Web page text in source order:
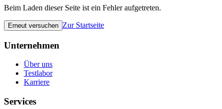
Beim Laden dieser Seite ist ein Fehler aufgetreten.
Erneut versuchen Zur Startseite
Unternehmen
Über uns
Testlabor
Karriere
Services